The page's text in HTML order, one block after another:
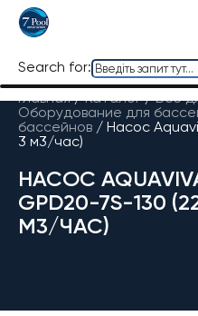
Search for:
Главная / Каталог/Все
Оборудование для
бассейнов / Насос
3 м3/час)
НАСОС
GPD20-7S-130
М3/ЧАС)